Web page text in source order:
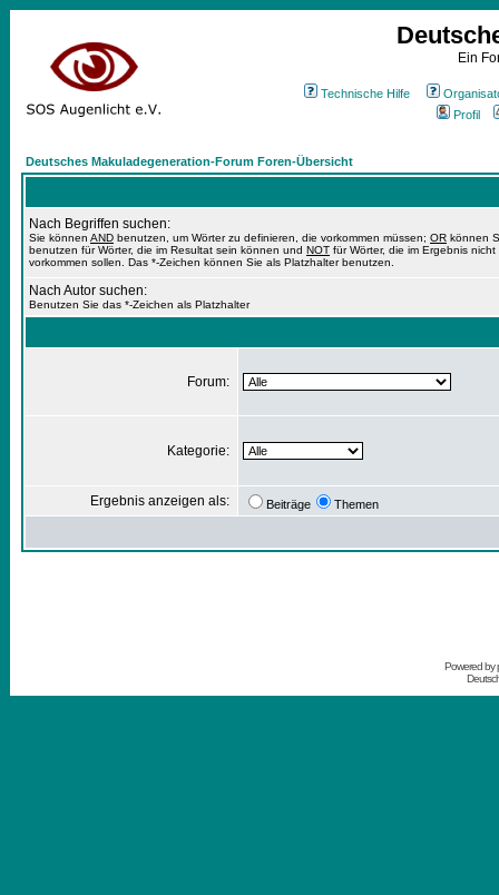
Ein
Technische Hilfe
Profil
Deutsches Makuladegeneration-Forum Foren-Übersicht
Nach Begriffen suchen:
Sie können AND benutzen, um Wörter zu definieren, die vorkommen müssen; OR können
benutzen für Wörter, die im Resultat sein können und NOT für Wörter, die im Ergebnis nicht
vorkommen sollen. Das *-Zeichen können Sie als Platzhalter benutzen.
Nach Autor suchen:
Benutzen Sie das *-Zeichen als Platzhalter
Forum:
Kategorie:
Ergebnis anzeigen als: Beiträge Themen
Powered by